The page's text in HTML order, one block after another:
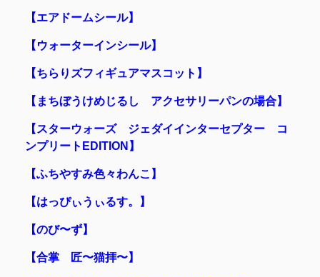
【エアドームシール】
【ウォーターインシール】
【ちらりズフィギュアマスコット】
【まちぼうけめじるし アクセサリーパンの場合】
【スターウォーズ ジェダイインターセプター コ
ンプリートEDITION】
【ふちやすみ色々わんこ】
【はっぴぃうぃるす。】
【のび〜ず】
【合掌 匠〜猫拝〜】